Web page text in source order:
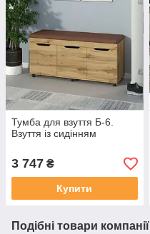
Тумба для взуття Б-6.
Взуття із сидінням
3 747 ₴
Купити
Подібні товари компанії